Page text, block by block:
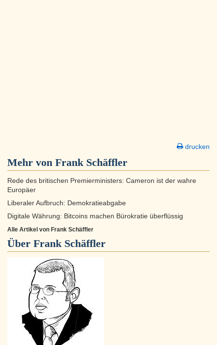
drucken
Mehr von Frank Schäffler
Rede des britischen Premierministers: Cameron ist der wahre
Europäer
Liberaler Aufbruch: Demokratieabgabe
Digitale Währung: Bitcoins machen Bürokratie überflüssig
Alle Artikel von Frank Schäffler
Über Frank Schäffler